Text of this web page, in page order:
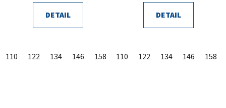
DETAIL
110 122 134 146 158
DETAIL
110 122 134 146 158